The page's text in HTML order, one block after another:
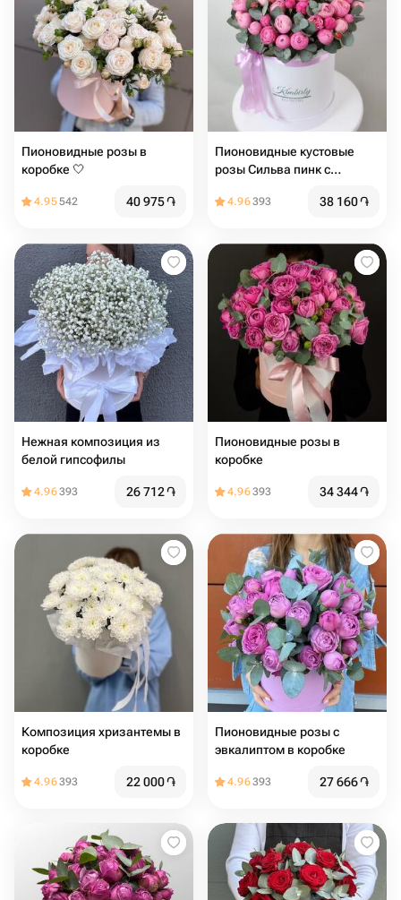
Пионовидные розы в
коробке 🤍
4.95542 40 975֏
Пионовидные кустовые
розы Сильва пинк с
коробке
4.96393 38 160֏
Нежная композиция из
белой гипсофилы
4.96393 26 712֏
Пионовидные розы в
коробке
4.96393 34 344֏
Композиция хризантемы в
коробке
4.96393 22 000֏
Пионовидные розы с
эвкалиптом в коробке
4.96393 27 666֏